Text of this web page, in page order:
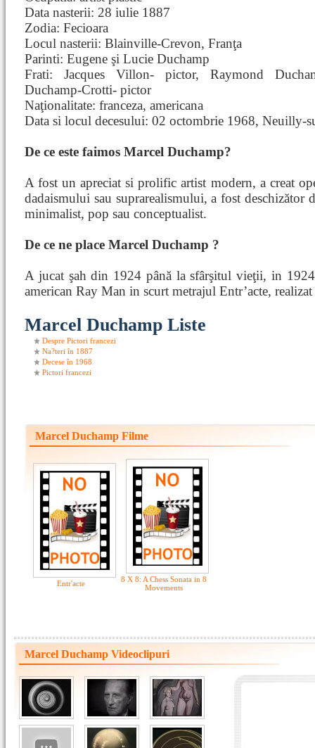
Data nasterii: 28 iulie 1887
Zodia: Fecioara
Locul nasterii: Blainville-Crevon, Franţa
Parinti: Eugene şi Lucie Duchamp
Frati: Jacques Villon- pictor, Raymond
Duchamp-Crotti- pictor
Naţionalitate: franceza, americana
Data si locul decesului: 02 octombrie 1968, Neuilly-
De ce este faimos Marcel Duchamp?
A fost un apreciat si prolific artist modern, a creat
dadaismului sau suprarealismului, a fost
minimalist, pop sau conceptualist.
De ce ne place Marcel Duchamp ?
A jucat şah din 1924 până la sfârşitul vieţii, in
american Ray Man in scurt metrajul Entr’acte,
Marcel Duchamp Liste
Despre Pictori francezi
Na?teri în 1887
Decese în 1968
Pictori francezi
Marcel Duchamp Filme
Entr'acte
8 X 8: A Chess Sonata in 8
Movements
Marcel Duchamp Videoclipuri